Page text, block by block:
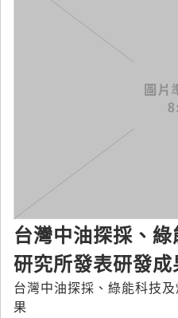
台灣中油探採、
研究所發表研發成
台灣中油探採、綠能科技
果